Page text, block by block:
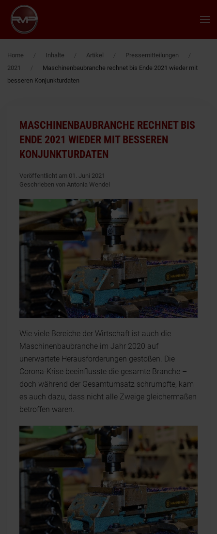
Zum Hauptinhalt springen
Home Inhalte Artikel
Pressemitteilungen
2021
Maschinenbaubranche rechnet bis Ende 2021 wieder mit
besseren Konjunkturdaten
MASCHINENBAUBRANCHE RECHNET BIS
ENDE 2021 WIEDER MIT BESSEREN
KONJUNKTURDATEN
Veröffentlicht am 01. Juni 2021
Geschrieben von Antonia Wendel
Wie viele Bereiche der Wirtschaft ist auch die
Maschinenbaubranche im Jahr 2020 auf
unerwartete Herausforderungen gestoßen. Die
Corona-Krise beeinflusste die gesamte Branche –
doch während der Gesamtumsatz schrumpfte, kam
es auch dazu, dass nicht alle Zweige gleichermaßen
betroffen waren.